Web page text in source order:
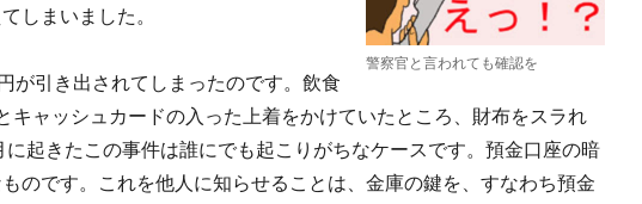
警察官と言われても確認を
しまいました。
が引き出されてしまったのです。飲食
キャッシュカードの入った上着をかけていたところ、財布をスラれ
起きたこの事件は誰にでも起こりがちなケースです。預金口座の暗
のです。これを他人に知らせることは、金庫の鍵を、すなわち預金